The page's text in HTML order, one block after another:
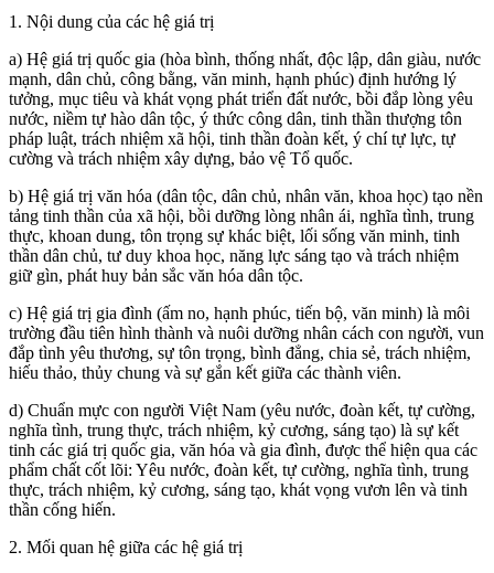
1. Nội dung của các hệ giá trị
a) Hệ giá trị quốc gia (hòa bình, thống nhất, độc lập, dân giàu, nước
mạnh, dân chủ, công bằng, văn minh, hạnh phúc) định hướng lý
tưởng, mục tiêu và khát vọng phát triển đất nước, bồi đắp lòng yêu
nước, niềm tự hào dân tộc, ý thức công dân, tinh thần thượng tôn
pháp luật, trách nhiệm xã hội, tinh thần đoàn kết, ý chí tự lực, tự
cường và trách nhiệm xây dựng, bảo vệ Tổ quốc.
b) Hệ giá trị văn hóa (dân tộc, dân chủ, nhân văn, khoa học) tạo nền
tảng tinh thần của xã hội, bồi dưỡng lòng nhân ái, nghĩa tình, trung
thực, khoan dung, tôn trọng sự khác biệt, lối sống văn minh, tinh
thần dân chủ, tư duy khoa học, năng lực sáng tạo và trách nhiệm
giữ gìn, phát huy bản sắc văn hóa dân tộc.
c) Hệ giá trị gia đình (ấm no, hạnh phúc, tiến bộ, văn minh) là môi
trường đầu tiên hình thành và nuôi dưỡng nhân cách con người, vun
đắp tình yêu thương, sự tôn trọng, bình đẳng, chia sẻ, trách nhiệm,
hiếu thảo, thủy chung và sự gắn kết giữa các thành viên.
d) Chuẩn mực con người Việt Nam (yêu nước, đoàn kết, tự cường,
nghĩa tình, trung thực, trách nhiệm, kỷ cương, sáng tạo) là sự kết
tinh các giá trị quốc gia, văn hóa và gia đình, được thể hiện qua các
phẩm chất cốt lõi: Yêu nước, đoàn kết, tự cường, nghĩa tình, trung
thực, trách nhiệm, kỷ cương, sáng tạo, khát vọng vươn lên và tinh
thần cống hiến.
2. Mối quan hệ giữa các hệ giá trị